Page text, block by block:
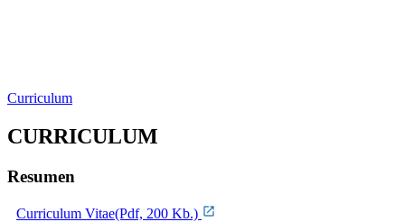
Curriculum
CURRICULUM
Resumen
Curriculum Vitae(Pdf, 200 Kb.)